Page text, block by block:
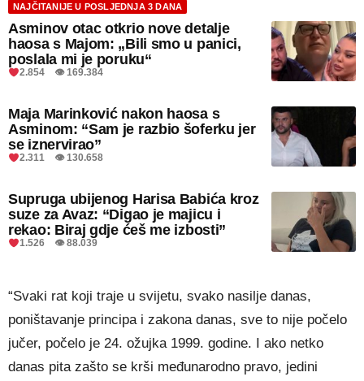
NAJČITANIJE U POSLJEDNJA 3 DANA
Asminov otac otkrio nove detalje
haosa s Majom: „Bili smo u panici,
poslala mi je poruku“
2.854 👁 169.384
Maja Marinković nakon haosa s
Asminom: “Sam je razbio šoferku jer
se iznervirao”
2.311 👁 130.658
Supruga ubijenog Harisa Babića kroz
suze za Avaz: “Digao je majicu i
rekao: Biraj gdje ćeš me izbosti”
1.526 👁 88.039
“Svaki rat koji traje u svijetu, svako nasilje danas,
poništavanje principa i zakona danas, sve to nije počelo
jučer, počelo je 24. ožujka 1999. godine. I ako netko
danas pita zašto se krši međunarodno pravo, jedini